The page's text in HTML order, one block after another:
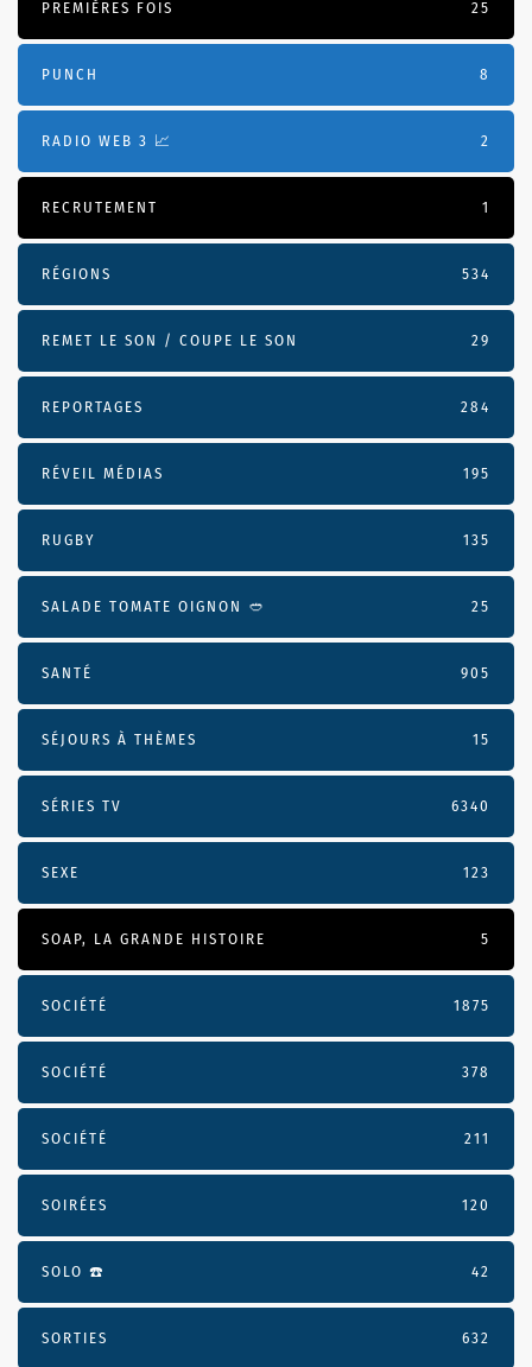
PREMIÈRES FOIS 25
PUNCH 8
RADIO WEB 3 📈 2
RECRUTEMENT 1
RÉGIONS 534
REMET LE SON / COUPE LE SON 29
REPORTAGES 284
RÉVEIL MÉDIAS 195
RUGBY 135
SALADE TOMATE OIGNON 🥙 25
SANTÉ 905
SÉJOURS À THÈMES 15
SÉRIES TV 6340
SEXE 123
SOAP, LA GRANDE HISTOIRE 5
SOCIÉTÉ 1875
SOCIÉTÉ 378
SOCIÉTÉ 211
SOIRÉES 120
SOLO ☎️ 42
SORTIES 632